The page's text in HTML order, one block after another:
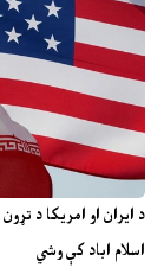
د ایران او امریکا د
اسلام اباد کې وشي